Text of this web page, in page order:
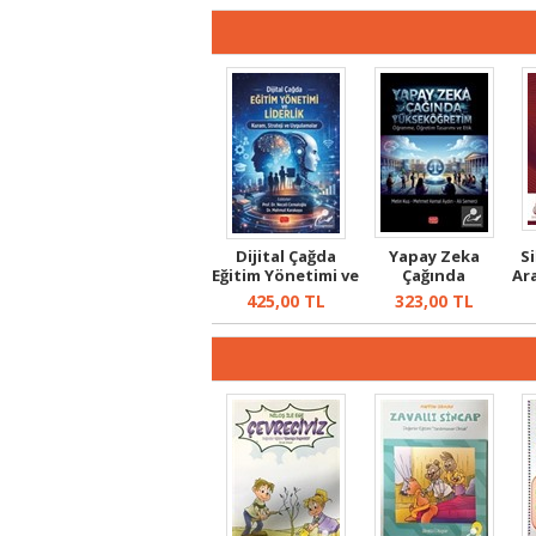
Dijital Çağda
Eğitim Yönetimi ve
Liderli...
425,00TL
Yapay Zeka
Çağında
Yükseköğretim
323,00TL